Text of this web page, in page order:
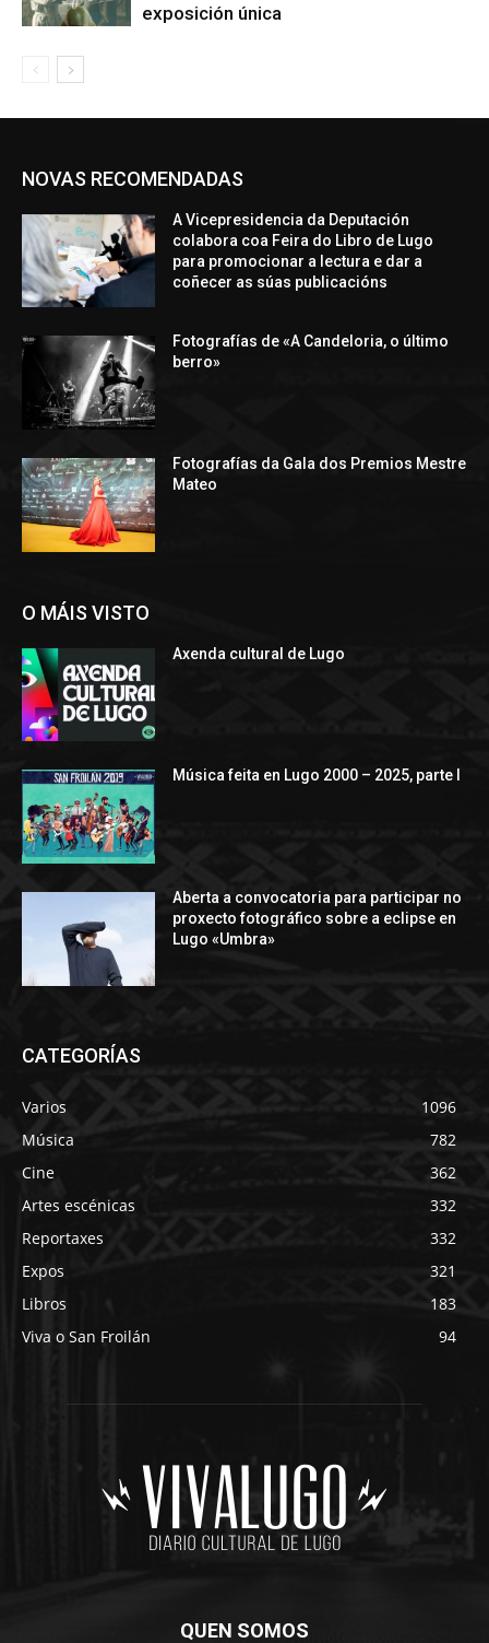
exposición única
NOVAS RECOMENDADAS
A Vicepresidencia da Deputación
colabora coa Feira do Libro de Lugo
para promocionar a lectura e dar a
coñecer as súas publicacións
Fotografías de «A Candeloria, o último
berro»
Fotografías da Gala dos Premios Mestre
Mateo
O MÁIS VISTO
Axenda cultural de Lugo
Música feita en Lugo 2000 – 2025, parte I
Aberta a convocatoria para participar no
proxecto fotográfico sobre a eclipse en
Lugo «Umbra»
CATEGORÍAS
Varios
1096
Música
782
Cine
362
Artes escénicas
332
Reportaxes
332
Expos
321
Libros
183
Viva o San Froilán
94
QUEN SOMOS